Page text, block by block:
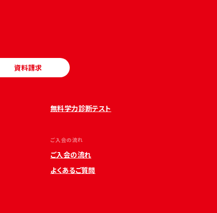
資料請求
無料学力診断テスト
ご入会の流れ
ご入会の流れ
よくあるご質問